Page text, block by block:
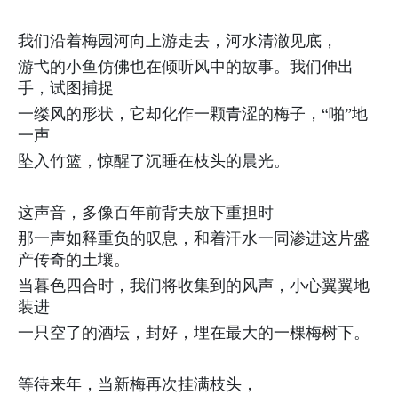
我们沿着梅园河向上游走去，河水清澈见底，
游弋的小鱼仿佛也在倾听风中的故事。我们伸出
手，试图捕捉
一缕风的形状，它却化作一颗青涩的梅子，“啪”地
一声
坠入竹篮，惊醒了沉睡在枝头的晨光。
这声音，多像百年前背夫放下重担时
那一声如释重负的叹息，和着汗水一同渗进这片盛
产传奇的土壤。
当暮色四合时，我们将收集到的风声，小心翼翼地
装进
一只空了的酒坛，封好，埋在最大的一棵梅树下。
等待来年，当新梅再次挂满枝头，